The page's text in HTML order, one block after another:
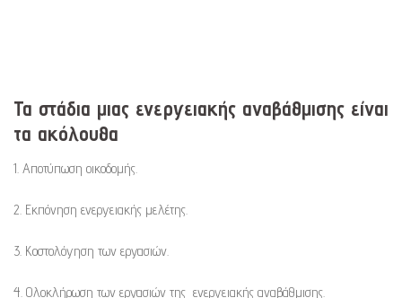
Τα στάδια μιας ενεργειακής αναβάθμισης είναι
τα ακόλουθα
1. Αποτύπωση οικοδομής.
2. Εκπόνηση ενεργειακής μελέτης.
3. Κοστολόγηση των εργασιών.
4. Ολοκλήρωση των εργασιών της ενεργειακής αναβάθμισης.